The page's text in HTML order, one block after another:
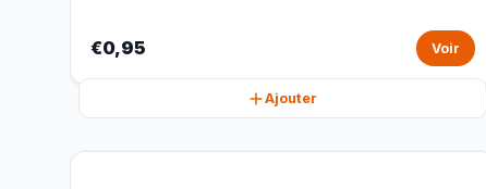
€0,95 Voir
Ajouter